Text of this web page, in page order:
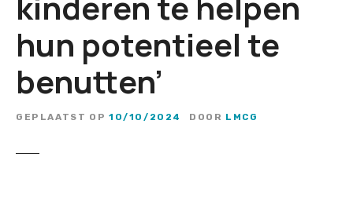
hun potentieel te
benutten’
GEPLAATST OP 10/10/2024 DOOR LMCG